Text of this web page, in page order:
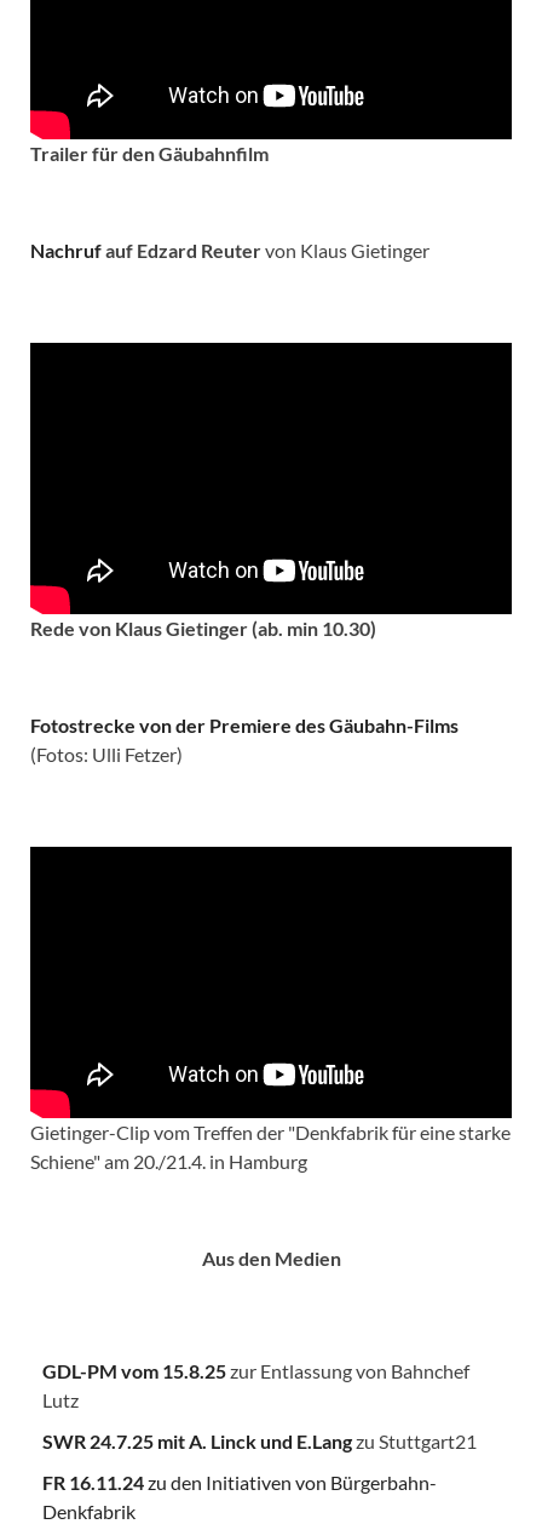
Trailer für den Gäubahnfilm
Nachrufauf Edzard Reutervon Klaus Gietinger
Rede von Klaus Gietinger (ab. min 10.30)
Fotostrecke von der Premiere des Gäubahn-Films
(Fotos: Ulli Fetzer)
Gietinger-Clip vom Treffen der "Denkfabrik für eine starke
Schiene" am 20./21.4. in Hamburg
Aus den Medien
GDL-PM vom 15.8.25zur Entlassung von Bahnchef
Lutz
SWR 24.7.25 mit A. Linck und E.Langzu Stuttgart21
FR 16.11.24zu den Initiativen von Bürgerbahn-
Denkfabrik